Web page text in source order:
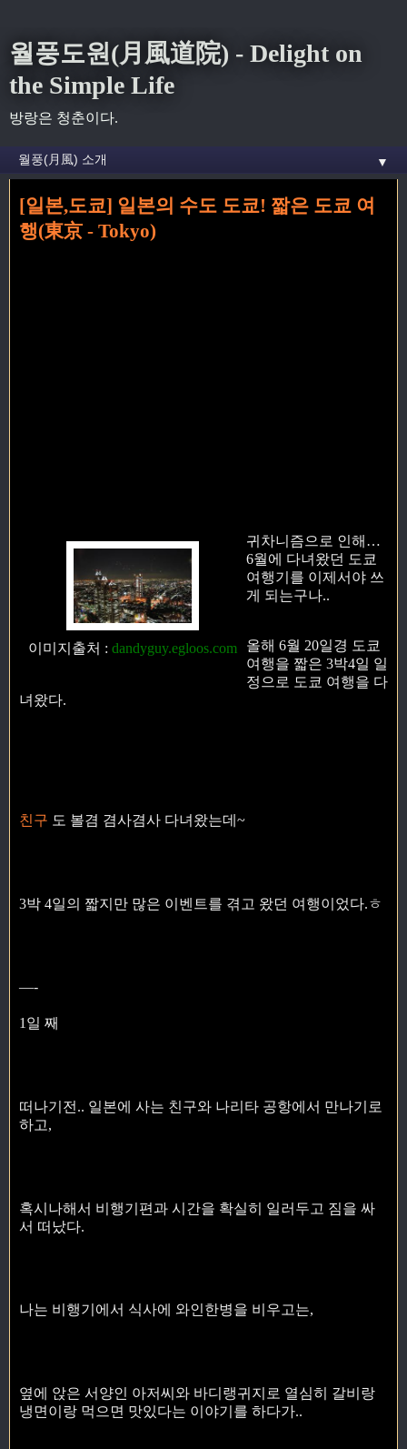
월풍도원(月風道院) - Delight on
the Simple Life
방랑은 청춘이다.
▼
» Japan 꼬리가 달린 글
[일본,도쿄] 일본의 수도 도쿄! 짧은 도쿄 여
행(東京 - Tokyo)
이미지출처 : dandyguy.egloos.com
귀차니즘으로 인해…
6월에 다녀왔던 도쿄
여행기를 이제서야 쓰
게 되는구나..
올해 6월 20일경 도쿄
여행을 짧은 3박4일 일
정으로 도쿄 여행을 다
녀왔다.
친구 도 볼겸 겸사겸사 다녀왔는데~
3박 4일의 짧지만 많은 이벤트를 겪고 왔던 여행이었다.ㅎ
—-
1일 째
떠나기전.. 일본에 사는 친구와 나리타 공항에서 만나기로
하고,
혹시나해서 비행기편과 시간을 확실히 일러두고 짐을 싸
서 떠났다.
나는 비행기에서 식사에 와인한병을 비우고는,
옆에 앉은 서양인 아저씨와 바디랭귀지로 열심히 갈비랑
냉면이랑 먹으면 맛있다는 이야기를 하다가..